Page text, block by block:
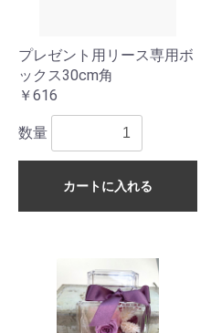
プレゼント用リース専用ボ
ックス30cm角
￥616
数量
カートに入れる